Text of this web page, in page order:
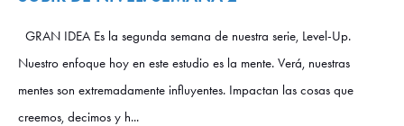
GRAN IDEA Es la segunda semana de nuestra serie, Level-Up.
Nuestro enfoque hoy en este estudio es la mente. Verá, nuestras
mentes son extremadamente influyentes. Impactan las cosas que
creemos, decimos y h...